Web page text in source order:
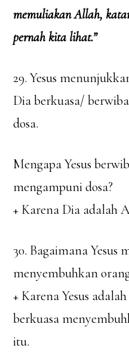
memuliakan Allah,
pernah kita lihat.”
29. Yesus
Dia berkuasa/
dosa.
Mengapa Yesus
mengampuni dosa?
+ Karena Dia adalah
30. Bagaimana Yesus
menyembuhkan
+ Karena Yesus
berkuasa
itu.